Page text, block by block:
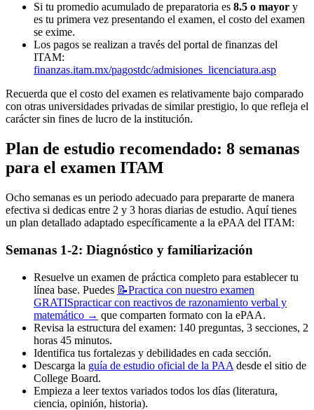
Si tu promedio acumulado de preparatoria es 8.5 o mayor y
es tu primera vez presentando el examen, el costo del examen
se exime.
Los pagos se realizan a través del portal de finanzas del
ITAM:
finanzas.itam.mx/pagostdc/admisiones_licenciatura.asp
Recuerda que el costo del examen es relativamente bajo comparado
con otras universidades privadas de similar prestigio, lo que refleja el
carácter sin fines de lucro de la institución.
Plan de estudio recomendado: 8 semanas
para el examen ITAM
Ocho semanas es un periodo adecuado para prepararte de manera
efectiva si dedicas entre 2 y 3 horas diarias de estudio. Aquí tienes
un plan detallado adaptado específicamente a la ePAA del ITAM:
Semanas 1-2: Diagnóstico y familiarización
Resuelve un examen de práctica completo para establecer tu
línea base. Puedes 📝Practica con nuestro examen
GRATISpracticar con reactivos de razonamiento verbal y
matemático → que comparten formato con la ePAA.
Revisa la estructura del examen: 140 preguntas, 3 secciones, 2
horas 45 minutos.
Identifica tus fortalezas y debilidades en cada sección.
Descarga la guía de estudio oficial de la PAA desde el sitio de
College Board.
Empieza a leer textos variados todos los días (literatura,
ciencia, opinión, historia).